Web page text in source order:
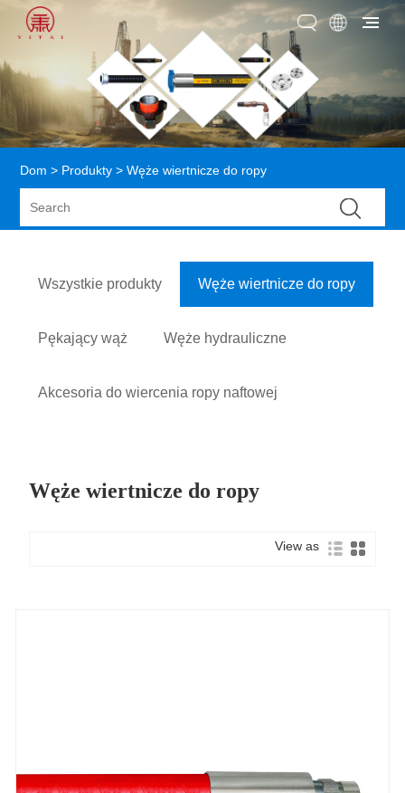
Dom > Produkty > Węże wiertnicze do ropy
Wszystkie produkty Węże wiertnicze do ropy
Pękający wąż Węże hydrauliczne
Akcesoria do wiercenia ropy naftowej
Węże wiertnicze do ropy
View as